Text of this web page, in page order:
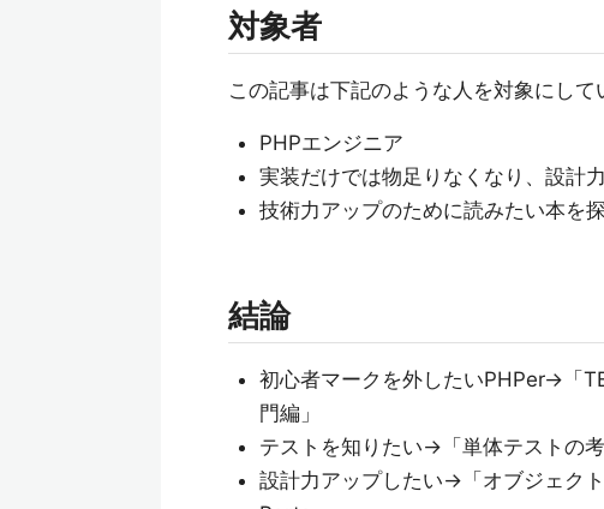
対象者
この記事は下記のような人を対象にして
PHPエンジニア
実装だけでは物足りなくなり、設計
技術力アップのために読みたい本を
結論
初心者マークを外したいPHPer→「
門編」
テストを知りたい→「単体テストの考
設計力アップしたい→「オブジェク